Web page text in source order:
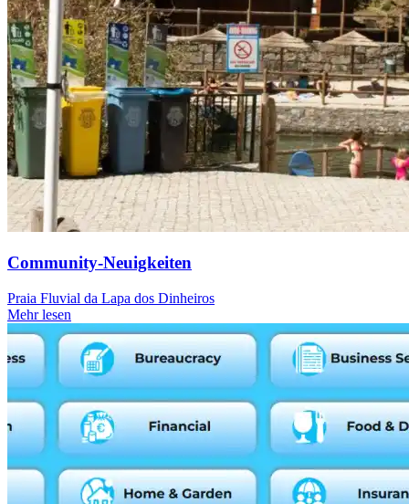
Community-Neuigkeiten
Praia Fluvial da Lapa dos Dinheiros
Mehr lesen